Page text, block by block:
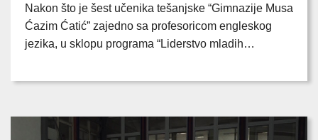
Nakon što je šest učenika tešanjske “Gimnazije Musa
Ćazim Ćatić” zajedno sa profesoricom engleskog
jezika, u sklopu programa “Liderstvo mladih…